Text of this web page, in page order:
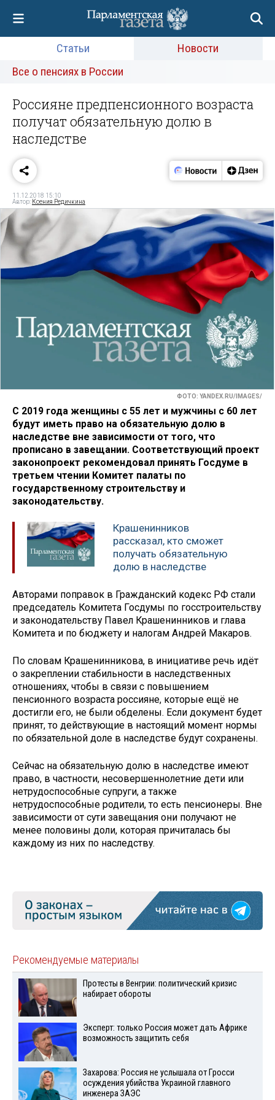
Статьи
Новости
Все о пенсиях в России
Россияне предпенсионного возраста
получат обязательную долю в
наследстве
11.12.2018 15:10
Автор: Ксения Редичкина
ФОТО: YANDEX.RU/IMAGES/
С 2019 года женщины с 55 лет и мужчины с 60 лет
будут иметь право на обязательную долю в
наследстве вне зависимости от того, что
прописано в завещании. Соответствующий проект
законопроект рекомендовал принять Госдуме в
третьем чтении Комитет палаты по
государственному строительству и
законодательству.
Крашенинников
рассказал, кто сможет
получать обязательную
долю в наследстве
Авторами поправок в Гражданский кодекс РФ стали
председатель Комитета Госдумы по госстроительству
и законодательству Павел Крашенинников и глава
Комитета и по бюджету и налогам Андрей Макаров.
По словам Крашенинникова, в инициативе речь идёт
о закреплении стабильности в наследственных
отношениях, чтобы в связи с повышением
пенсионного возраста россияне, которые ещё не
достигли его, не были обделены. Если документ будет
принят, то действующие в настоящий момент нормы
по обязательной доле в наследстве будут сохранены.
Сейчас на обязательную долю в наследстве имеют
право, в частности, несовершеннолетние дети или
нетрудоспособные супруги, а также
нетрудоспособные родители, то есть пенсионеры. Вне
зависимости от сути завещания они получают не
менее половины доли, которая причиталась бы
каждому из них по наследству.
Рекомендуемые материалы
Протесты в Венгрии: политический кризис
набирает обороты
Эксперт: только Россия может дать Африке
возможность защитить себя
Захарова: Россия не услышала от Гросси
осуждения убийства Украиной главного
инженера ЗАЭС